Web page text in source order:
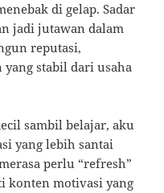
di gelap. Sadar
jadi jutawan dalam
reputasi,
yang stabil dari usaha
sambil belajar, aku
yang lebih santai
perlu “refresh”
konten motivasi yang